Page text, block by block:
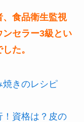
、食品衛生監視
ンセラー3級とい
た。
焼きのレシピ
資格は？皮の